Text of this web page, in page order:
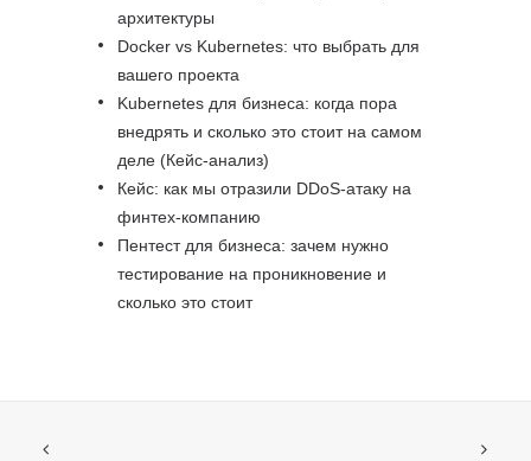
архитектуры
Docker vs Kubernetes: что выбрать для
вашего проекта
Kubernetes для бизнеса: когда пора
внедрять и сколько это стоит на самом
деле (Кейс-анализ)
Кейс: как мы отразили DDoS-атаку на
финтех-компанию
Пентест для бизнеса: зачем нужно
тестирование на проникновение и
сколько это стоит